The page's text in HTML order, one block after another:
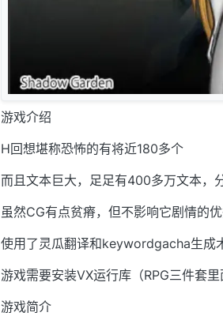
游戏介绍
H回想堪称恐怖的有将近180多个
而且文本巨大，足足有400多万文本，
虽然CG有点贫瘠，但不影响它剧情的
使用了灵瓜翻译和keywordgacha生成
游戏需要安装VX运行库（RPG三件套
游戏简介